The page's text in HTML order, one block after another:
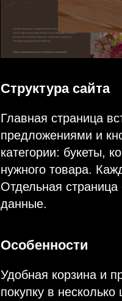
Структура сайта
Главная страница
предложениями и
категории: букеты,
нужного товара.
Отдельная
данные.
Особенности
Удобная корзина и
покупку в